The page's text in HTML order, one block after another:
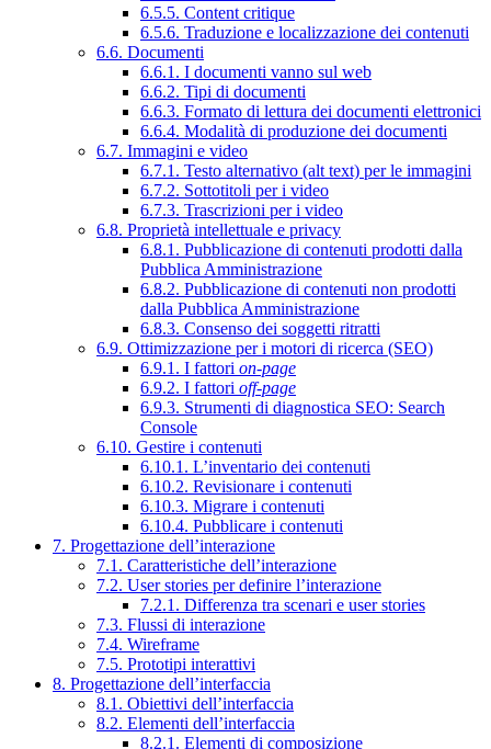
6.5.5. Content critique
6.5.6. Traduzione e localizzazione dei contenuti
6.6. Documenti
6.6.1. I documenti vanno sul web
6.6.2. Tipi di documenti
6.6.3. Formato di lettura dei documenti elettronici
6.6.4. Modalità di produzione dei documenti
6.7. Immagini e video
6.7.1. Testo alternativo (alt text) per le immagini
6.7.2. Sottotitoli per i video
6.7.3. Trascrizioni per i video
6.8. Proprietà intellettuale e privacy
6.8.1. Pubblicazione di contenuti prodotti dalla
Pubblica Amministrazione
6.8.2. Pubblicazione di contenuti non prodotti
dalla Pubblica Amministrazione
6.8.3. Consenso dei soggetti ritratti
6.9. Ottimizzazione per i motori di ricerca (SEO)
6.9.1. I fattori on-page
6.9.2. I fattori off-page
6.9.3. Strumenti di diagnostica SEO: Search
Console
6.10. Gestire i contenuti
6.10.1. L’inventario dei contenuti
6.10.2. Revisionare i contenuti
6.10.3. Migrare i contenuti
6.10.4. Pubblicare i contenuti
7. Progettazione dell’interazione
7.1. Caratteristiche dell’interazione
7.2. User stories per definire l’interazione
7.2.1. Differenza tra scenari e user stories
7.3. Flussi di interazione
7.4. Wireframe
7.5. Prototipi interattivi
8. Progettazione dell’interfaccia
8.1. Obiettivi dell’interfaccia
8.2. Elementi dell’interfaccia
8.2.1. Elementi di composizione